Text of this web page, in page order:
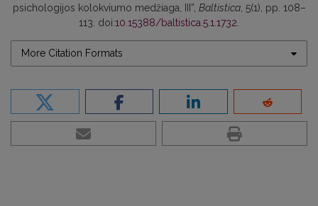
psichologijos kolokviumo medžiaga, III”, Baltistica, 5(1), pp. 108–
113. doi:10.15388/baltistica.5.1.1732.
More Citation Formats